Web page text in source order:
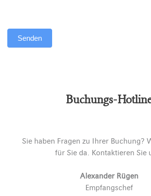
Senden
Buchungs-
Sie haben Fragen zu Ihrer Buchung?
für Sie da. Kontaktieren Sie
Alexander Rügen
Empfangschef